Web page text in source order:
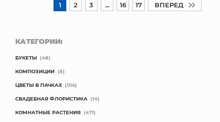
1 2 3 ... 16 17 ВПЕРЕД
КАТЕГОРИИ:
БУКЕТЫ (48)
КОМПОЗИЦИИ (8)
ЦВЕТЫ В ПАЧКАХ (106)
СВАДЕБНАЯ ФЛОРИСТИКА (14)
КОМНАТНЫЕ РАСТЕНИЯ (471)